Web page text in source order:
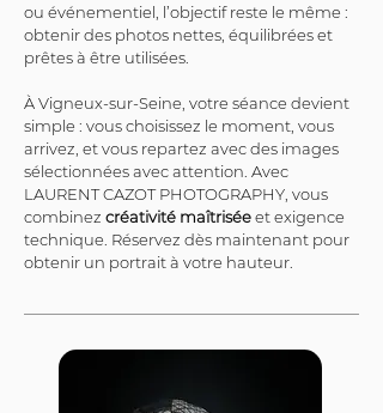
ou événementiel, l’objectif reste le même :
obtenir des photos nettes, équilibrées et
prêtes à être utilisées.
À Vigneux-sur-Seine, votre séance devient
simple : vous choisissez le moment, vous
arrivez, et vous repartez avec des images
sélectionnées avec attention. Avec
LAURENT CAZOT PHOTOGRAPHY, vous
combinez créativité maîtrisée et exigence
technique. Réservez dès maintenant pour
obtenir un portrait à votre hauteur.